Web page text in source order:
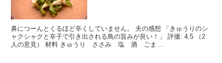
鼻につーんとくるほど辛くしていません。 夫の感想 「きゅうりのシ
ャクシャクと辛子で引き出される鳥の旨みが良い！」 評価: 4.5 （2
人の意見） 材料 きゅうり ささみ 塩 酒 ごま ...